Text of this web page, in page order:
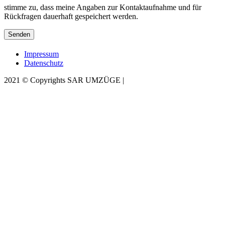
stimme zu, dass meine Angaben zur Kontaktaufnahme und für
Rückfragen dauerhaft gespeichert werden.
Impressum
Datenschutz
2021 © Copyrights SAR UMZÜGE |